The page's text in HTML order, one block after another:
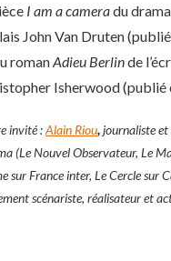
I am a cameradu
John Van Druten
romanAdieu Berlinde
Isherwood (publié
invité :Alain Riou,journaliste
(Le Nouvel Observateur, Le
sur France inter, Le Cercle sur
scénariste, réalisateur et